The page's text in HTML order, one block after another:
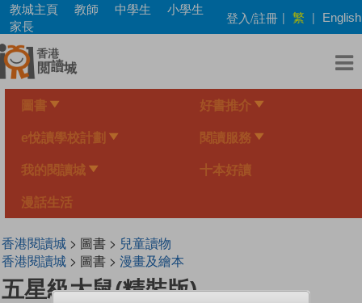
Skip
main
content
教城主頁 教師 中學生
小學生
家長
登入/註冊 | 繁 | English
圖書 好書推介
e悅讀學校計劃 閱讀服務
我的閱讀城 十本好讀
漫話生活
香港閱讀城> 圖書 > 兒童讀物
香港閱讀城> 圖書 > 漫畫及繪本
五星級大鼠(精裝版)